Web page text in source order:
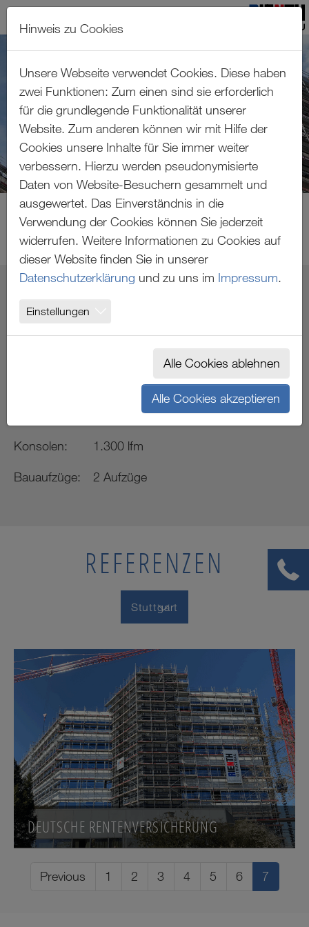
SPARKASSENAKADEMIE
STUTTGART
8.000 m²
Konsolen: 1.300 lfm
Bauaufzüge: 2 Aufzüge
REFERENZEN
Stuttgart
DEUTSCHE RENTENVERSICHERUNG
Previous 1 2 3 4 5 6 7
Hinweis zu Cookies
Unsere Webseite verwendet Cookies. Diese haben
zwei Funktionen: Zum einen sind sie erforderlich
für die grundlegende Funktionalität unserer
Website. Zum anderen können wir mit Hilfe der
Cookies unsere Inhalte für Sie immer weiter
verbessern. Hierzu werden pseudonymisierte
Daten von Website-Besuchern gesammelt und
ausgewertet. Das Einverständnis in die
Verwendung der Cookies können Sie jederzeit
widerrufen. Weitere Informationen zu Cookies auf
dieser Website finden Sie in unserer
Datenschutzerklärung und zu uns im Impressum.
Einstellungen
Alle Cookies ablehnen
Alle Cookies akzeptieren